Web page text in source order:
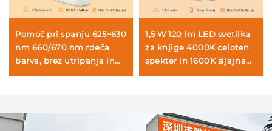
Pomoč pri spanju 625~630
nm 660/670 nm rdeča
barva, brez utripanja in
modrega svetila, belo
1,5 W 120 lm LED svetilka
za knjige 4000K celoten
spekter in 1600K sijajna
barva branilne svetlobe,